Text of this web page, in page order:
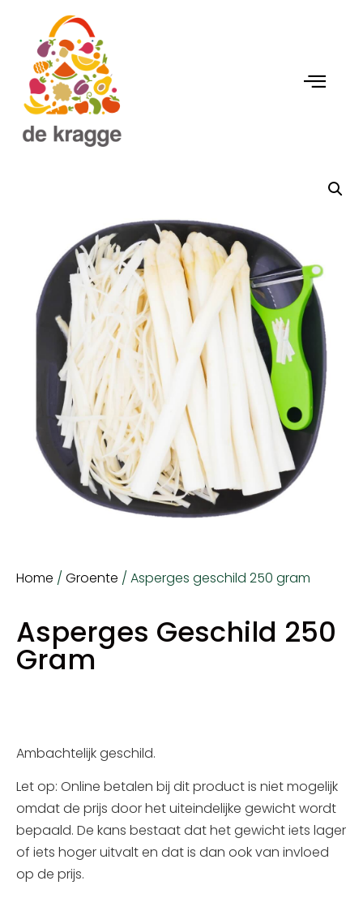
Home / Groente / Asperges geschild 250 gram
Asperges Geschild 250
Gram
Ambachtelijk geschild.
Let op: Online betalen bij dit product is niet mogelijk
omdat de prijs door het uiteindelijke gewicht wordt
bepaald. De kans bestaat dat het gewicht iets lager
of iets hoger uitvalt en dat is dan ook van invloed
op de prijs.